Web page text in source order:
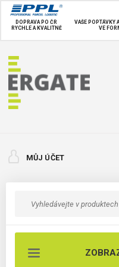
DOPRAVA PO ČR
RYCHLE A KVALITNĚ
VAŠE POPTÁVKY
VE
MŮJ ÚČET